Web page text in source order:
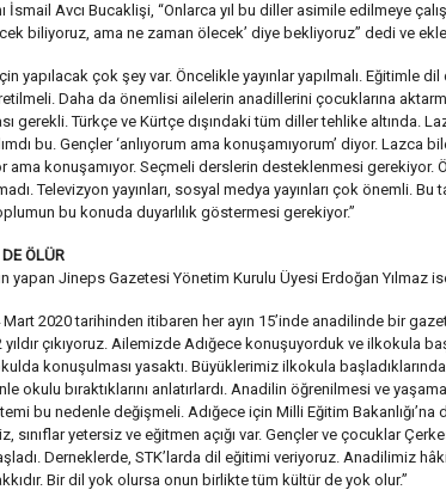
İsmail Avcı Bucaklişi, “Onlarca yıl bu diller asimile edilmeye
biliyoruz, ama ne zaman ölecek’ diye bekliyoruz” dedi ve
yapılacak çok şey var. Öncelikle yayınlar yapılmalı. Eğitimle dil
Daha da önemlisi ailelerin anadillerini çocuklarına
gerekli. Türkçe ve Kürtçe dışındaki tüm diller tehlike altında.
bu. Gençler ‘anlıyorum ama konuşamıyorum’ diyor. Lazca
ama konuşamıyor. Seçmeli derslerin desteklenmesi gerekiyor.
Televizyon yayınları, sosyal medya yayınları çok önemli.
bu konuda duyarlılık göstermesi gerekiyor.”
ÖLÜR
yapan Jineps Gazetesi Yönetim Kurulu Üyesi Erdoğan Yılmaz
2020 tarihinden itibaren her ayın 15’inde anadilinde bir
çıkıyoruz. Ailemizde Adığece konuşuyorduk ve ilkokula
konuşulması yasaktı. Büyüklerimiz ilkokula
okulu bıraktıklarını anlatırlardı. Anadilin öğrenilmesi ve
bu nedenle değişmeli. Adığece için Milli Eğitim
sınıflar yetersiz ve eğitmen açığı var. Gençler ve çocuklar
Derneklerde, STK’larda dil eğitimi veriyoruz. Anadilimiz
Bir dil yok olursa onun birlikte tüm kültür de yok olur.”